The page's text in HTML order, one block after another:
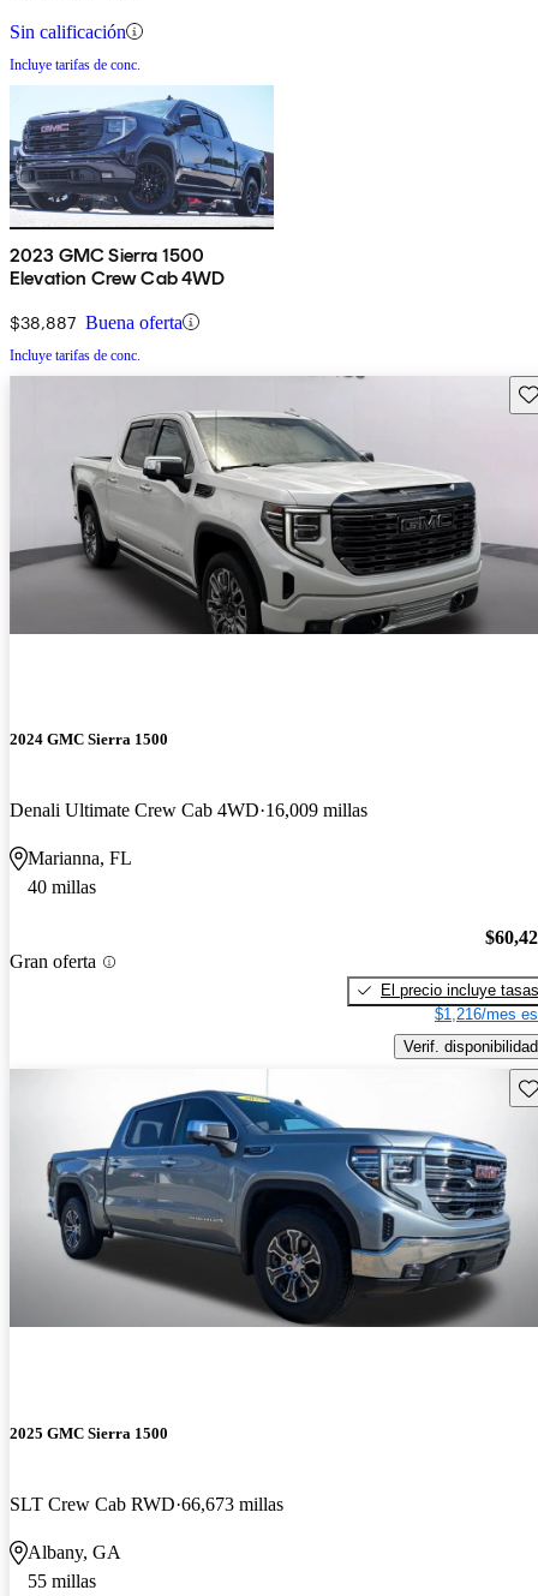
Sin calificación
Incluye tarifas de conc.
2023 GMC Sierra 1500
Elevation Crew Cab 4WD
$38,887 Buena oferta
Incluye tarifas de conc.
2024 GMC Sierra 1500
Denali Ultimate Crew Cab 4WD 16,009 millas
Marianna, FL
40 millas
Gran oferta
El precio incluye tasas
$1,216/mes
Verif. disponibilidad
2025 GMC Sierra 1500
SLT Crew Cab RWD 66,673 millas
Albany, GA
55 millas